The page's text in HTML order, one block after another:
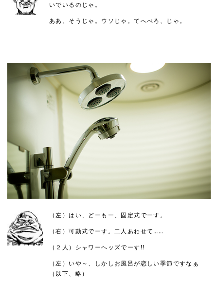
いでいるのじゃ。
ああ、そうじゃ。ウソじゃ。てへぺろ、じゃ。
（左）はい、どーもー、固定式でーす。
（右）可動式でーす。二人あわせて……
（２人）シャワーヘッズでーす!!
（左）いや～、しかしお風呂が恋しい季節ですなぁ
（以下、略）